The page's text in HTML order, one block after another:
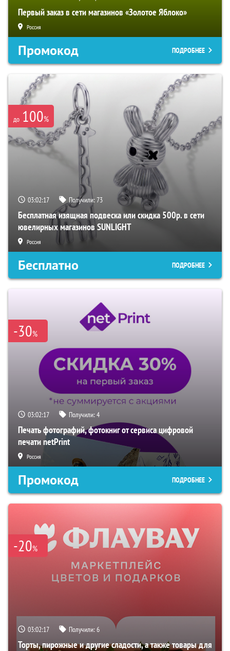
Первый заказ в сети магазинов «Золотое Яблоко»
Россия
Промокод ПОДРОБНЕЕ
до 100%
03:02:16 Получили:73
Бесплатная изящная подвеска или скидка 500р. в сети
ювелирных магазинов SUNLIGHT
Россия
Бесплатно ПОДРОБНЕЕ
-30%
03:02:16 Получили:4
Печать фотографий, фотокниг от сервиса цифровой
печати netPrint
Россия
Промокод ПОДРОБНЕЕ
-20%
03:02:16 Получили:6
Торты, пирожные и другие сладости, а также товары для